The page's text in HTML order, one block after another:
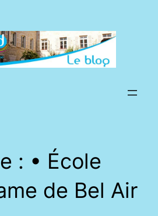
: • École
de Bel Air